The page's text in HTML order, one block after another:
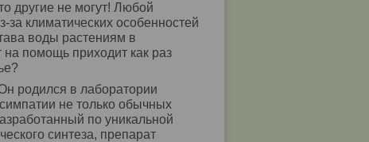
другие не могут! Любой
климатических особенностей
воды растениям в
помощь приходит как раз
родился в лаборатории
не только обычных
по уникальной
синтеза, препарат